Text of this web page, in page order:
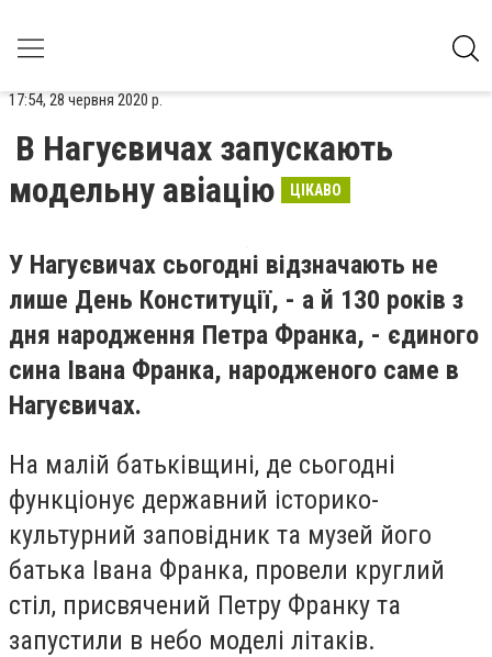
17:54, 28 червня 2020 р.
В Нагуєвичах запускають
модельну авіацію
ЦІКАВО
У Нагуєвичах сьогодні відзначають не
лише День Конституції, - а й 130 років з
дня народження Петра Франка, - єдиного
сина Івана Франка, народженого саме в
Нагуєвичах.
На малій батьківщині, де сьогодні
функціонує державний історико-
культурний заповідник та музей його
батька Івана Франка, провели круглий
стіл, присвячений Петру Франку та
запустили в небо моделі літаків.